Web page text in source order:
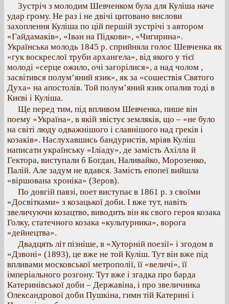
Зустріч з молодим Шевченком була для Куліша наче
удар грому. Не раз і не двічі цитовано вислови
захоплення Куліша по цій першій зустрічі з автором
«Гайдамаків», «Іван на Підкови», «Чигирина».
Українська молодь 1845 р. сприйняла голос Шевченка як
«гук воскреслої труби архангела», від якого у тієї
молоді «серце ожило, очі загорілися», а над чолом ,
засвітився полум’яний язик», як за «сошествія Святого
Духа» на апостолів. Той полум’яний язик опалив тоді в
Києві і Куліша.
Ще перед тим, під впливом Шевченка, пише він
поему «Україна», в якій звістує земляків, що – «не було
на світі люду одважнішого і славнішого над греків і
козаків». Наслухавшись бандуристів, мріяв Куліш
написати українську «Іліаду», де замість Ахілла й
Гектора, виступали б Богдан, Наливайко, Морозенко,
Палій. Але задум не вдався. Замість епопеї вийшла
«віршована хроніка» (Зеров).
По довгій павзі, поет виступає в 1861 р. з своїми
«Досвітками» з козацької доби. І вже тут, навіть
звеличуючи козацтво, виводить він як свого героя козака
Голку, статечного козака «культурника», ворога
«дейнецтва».
Двадцять літ пізніше, в «Хуторній поезії» і згодом в
«Дзвоні» (1893), це вже не той Куліш. Тут він вже під
впливами московської метрополії, її «величі», її
імперіального розгону. Тут вже і згадка про барда
Катеринівської доби – Державіна, і про звеличника
Олександрової доби Пушкіна, гимн тій Катерині і